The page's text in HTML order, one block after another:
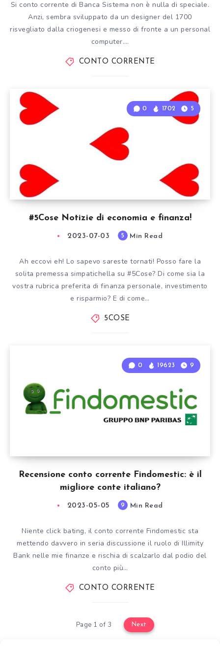
Si conto corrente di Banca Sistema non è nulla di speciale.
Anzi, sembra sviluppato da un designer del 1700
risvegliato dalla criogenesi e messo di fronte a un personal
computer….
CONTO CORRENTE
#5Cose Notizie di economia e finanza!
0 1702 5
2023-07-03 5 Min Read
Ah eccovi eh! Lo sapevo sareste tornati! Posso fare la
solita premessa simpatichella su #5Cose? Di come sia la
vostra rubrica preferita di finanza personale, investimento
e risparmio? E di come…
5COSE
Recensione conto corrente Findomestic: è il
migliore conte italiano?
0 19623 9
2023-05-05 9 Min Read
Niente click bating, il conto corrente Findomestic sta
mettendo davvero in seria discussione il ruolo di Illimity
Bank nelle mie finanze e rischia di scalzarlo dal podio del
conto più…
CONTO CORRENTE
Page 1 of 3 Next